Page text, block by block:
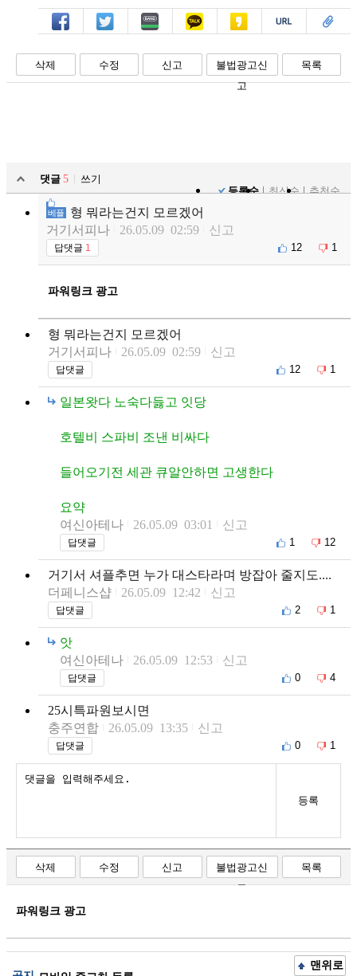
페북 트윗 밴드 카톡 카스 복사 스크랩
삭제 수정 신고
불법광고신
고
목록
댓글 5
쓰기
등록순
최신순 추천순
베플
형 뭐라는건지 모르겠어
거기서피나
26.05.09 02:59 신고
답댓글 1 12 1
파워링크 광고
형 뭐라는건지 모르겠어
거기서피나
26.05.09 02:59 신고
답댓글 12 1
일본왓다 노숙다듫고 잇당
호텔비 스파비 조낸 비싸다
들어오기전 세관 큐알안하면 고생한다
요약
여신아테나
26.05.09 03:01 신고
답댓글 1 12
거기서 셔플추면 누가 대스타라며 방잡아 줄지도....
더페니스샵
26.05.09 12:42 신고
답댓글 2 1
앗
여신아테나
26.05.09 12:53 신고
답댓글 0 4
25시특파원보시면
충주연합
26.05.09 13:35 신고
답댓글 0 1
등록
삭제 수정 신고
불법광고신
고
목록
파워링크 광고
맨위로